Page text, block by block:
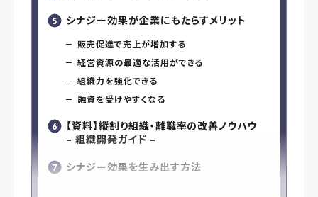
シナジー効果が企業にもたらすメリット
販売促進で売上が増加する
経営資源の最適な活用ができる
組織力を強化できる
融資を受けやすくなる
【資料】縦割り組織・離職率の改善ノウハウ
– 組織開発ガイド –
シナジー効果を生み出す方法